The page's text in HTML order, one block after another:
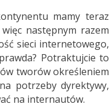
mamy teraz
następnym razem
sieci internetowego,
Potraktujcie to
tworów określeniem
potrzeby dyrektywy,
na internautów.